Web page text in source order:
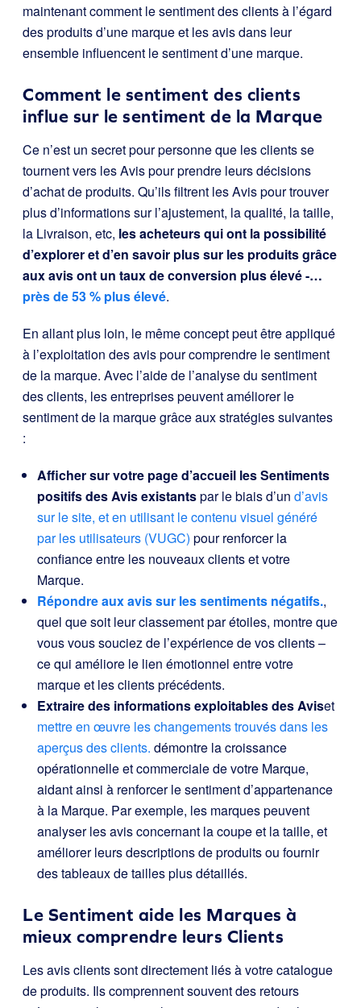
maintenant comment le sentiment des clients à l’égard
des produits d’une marque et les avis dans leur
ensemble influencent le sentiment d’une marque.
Comment le sentiment des clients
influe sur le sentiment de la Marque
Ce n’est un secret pour personne que les clients se
tournent vers les Avis pour prendre leurs décisions
d’achat de produits. Qu’ils filtrent les Avis pour trouver
plus d’informations sur l’ajustement, la qualité, la taille,
la Livraison, etc, les acheteurs qui ont la possibilité
d’explorer et d’en savoir plus sur les produits grâce
aux avis ont un taux de conversion plus élevé -…
près de 53 % plus élevé.
En allant plus loin, le même concept peut être appliqué
à l’exploitation des avis pour comprendre le sentiment
de la marque. Avec l’aide de l’analyse du sentiment
des clients, les entreprises peuvent améliorer le
sentiment de la marque grâce aux stratégies suivantes
:
Afficher sur votre page d’accueil les Sentiments
positifs des Avis existantspar le biais d’un d’avis
sur le site, et en utilisant le contenu visuel généré
par les utilisateurs (VUGC) pour renforcer la
confiance entre les nouveaux clients et votre
Marque.
Répondre aux avis sur les sentiments négatifs.,
quel que soit leur classement par étoiles, montre que
vous vous souciez de l’expérience de vos clients –
ce qui améliore le lien émotionnel entre votre
marque et les clients précédents.
Extraire des informations exploitables des Aviset
mettre en œuvre les changements trouvés dans les
aperçus des clients. démontre la croissance
opérationnelle et commerciale de votre Marque,
aidant ainsi à renforcer le sentiment d’appartenance
à la Marque. Par exemple, les marques peuvent
analyser les avis concernant la coupe et la taille, et
améliorer leurs descriptions de produits ou fournir
des tableaux de tailles plus détaillés.
Le Sentiment aide les Marques à
mieux comprendre leurs Clients
Les avis clients sont directement liés à votre catalogue
de produits. Ils comprennent souvent des retours